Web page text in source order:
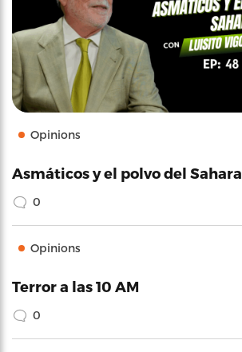
Opinions
Asmáticos y el polvo del Sahara
0
Opinions
Terror a las 10 AM
0